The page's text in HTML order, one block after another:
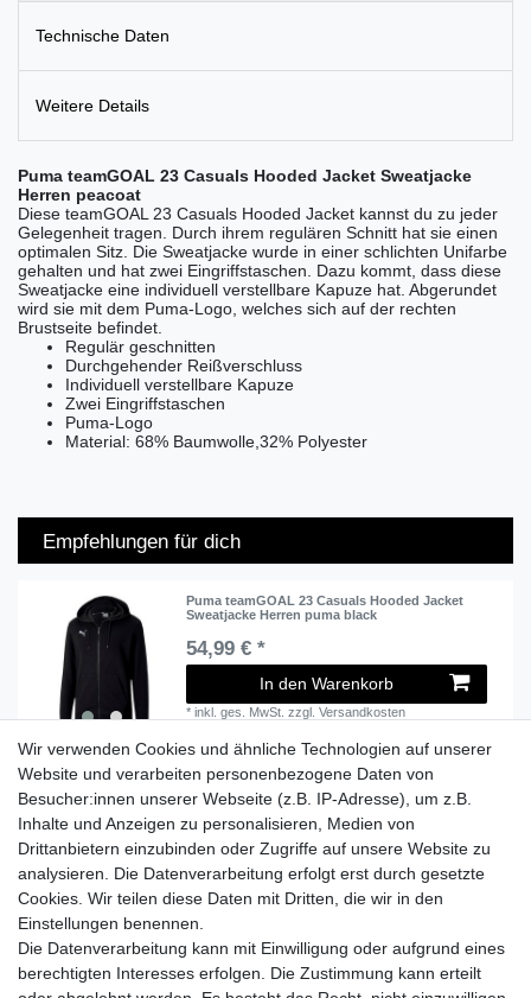
Technische Daten
Weitere Details
Puma teamGOAL 23 Casuals Hooded Jacket Sweatjacke
Herren peacoat
Diese teamGOAL 23 Casuals Hooded Jacket kannst du zu jeder
Gelegenheit tragen. Durch ihrem regulären Schnitt hat sie einen
optimalen Sitz. Die Sweatjacke wurde in einer schlichten Unifarbe
gehalten und hat zwei Eingriffstaschen. Dazu kommt, dass diese
Sweatjacke eine individuell verstellbare Kapuze hat. Abgerundet
wird sie mit dem Puma-Logo, welches sich auf der rechten
Brustseite befindet.
Regulär geschnitten
Durchgehender Reißverschluss
Individuell verstellbare Kapuze
Zwei Eingriffstaschen
Puma-Logo
Material: 68% Baumwolle,32% Polyester
Empfehlungen für dich
Puma teamGOAL 23 Casuals Hooded Jacket
Sweatjacke Herren puma black
54,99 € *
In den Warenkorb
*inkl. ges. MwSt. zzgl.Versandkosten
Lieferzeit etwa 1 bis 3 Werktage
Versand mit DHL
14 Tage Rückgaberecht
Kontaktieren Sie uns!
Wir verwenden Cookies und ähnliche Technologien auf unserer
Website und verarbeiten personenbezogene Daten von
Besucher:innen unserer Webseite (z.B. IP-Adresse), um z.B.
Inhalte und Anzeigen zu personalisieren, Medien von
Drittanbietern einzubinden oder Zugriffe auf unsere Website zu
analysieren. Die Datenverarbeitung erfolgt erst durch gesetzte
Cookies. Wir teilen diese Daten mit Dritten, die wir in den
Einstellungen benennen.
Die Datenverarbeitung kann mit Einwilligung oder aufgrund eines
berechtigten Interesses erfolgen. Die Zustimmung kann erteilt